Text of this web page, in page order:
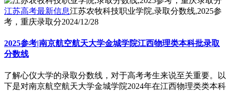
江苏高考最新信息江苏农牧科技职业学院,录取分数线,2025参
考，重庆录取分2024/12/28
2025参考|南京航空航天大学金城学院江西物理类本科批录取
分数线
了解心仪大学的录取分数线，对于高考考生来说至关重要。以
下是对南京航空航天大学金城学院2024年在江西物理类类本科